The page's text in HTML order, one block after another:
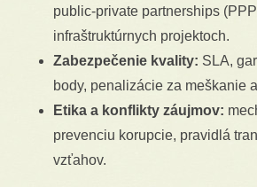
public-private partnerships
infraštruktúrnych projektoch.
Zabezpečenie kvality: SLA,
body, penalizácie za meškanie
Etika a konflikty záujmov:
prevenciu korupcie, pravidlá
vzťahov.